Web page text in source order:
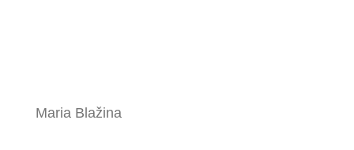
Maria Blažina